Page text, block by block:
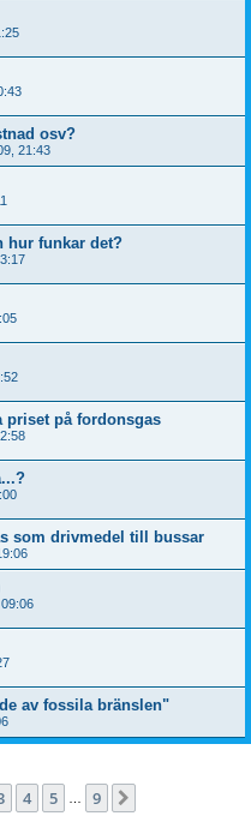
osv?
21:43
hur funkar det?
priset på fordonsgas
som drivmedel till bussar
av fossila bränslen"
4 5 9